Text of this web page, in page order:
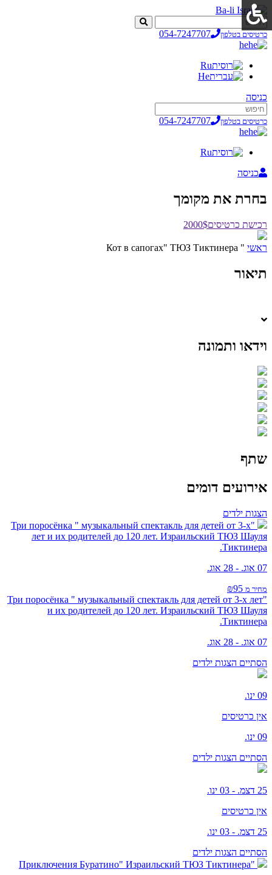
כרטיסים בטלפון
054-7247707
he
Ru
He
כניסה
כרטיסים בטלפון
054-7247707
he
Ru
כניסה
בחרת את מקומך
רכישת כרטיסים2000$
ראשי " Кот в сапогах" ТЮЗ Тиктинера
תיאור
וידאו ותמונה
שתף
אירועים דומים
הצגות ילדים
"Три поросёнка " музыкальный спектакль для детей от 3-х
лет и их родителей до 120 лет. Израильский ТЮЗ Шауля
Тиктинера.
07 אוג. - 28 אוג.
מחיר מ
"Три поросёнка " музыкальный спектакль для детей от 3-х лет
и их родителей до 120 лет. Израильский ТЮЗ Шауля
Тиктинера.
07 אוג. - 28 אוג.
הסתיים הצגות ילדים
09 ינו.
אין כרטיסים
09 ינו.
הסתיים הצגות ילדים
25 דצמ. - 03 ינו.
אין כרטיסים
25 דצמ. - 03 ינו.
הסתיים הצגות ילדים
"Приключения Буратино" Израильский ТЮЗ Тиктинера